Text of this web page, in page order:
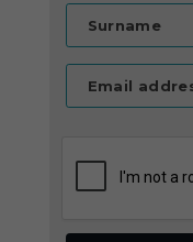
Surname
Email